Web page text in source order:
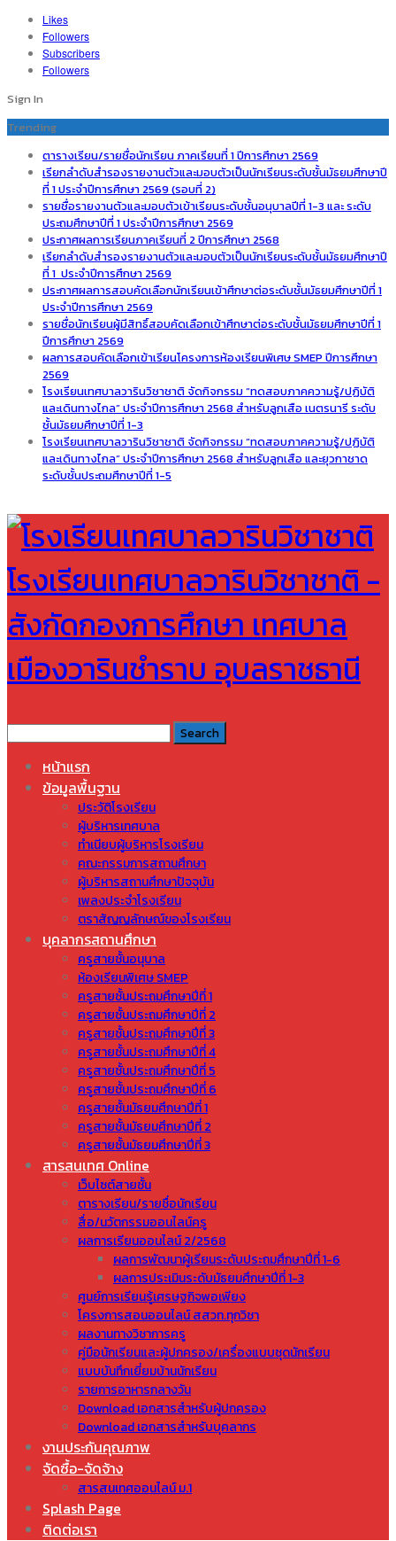
Likes
Followers
Subscribers
Followers
Sign In
Trending
ตารางเรียน/รายชื่อนักเรียน ภาคเรียนที่ 1 ปีการศึกษา 2569
เรียกลำดับสำรองรายงานตัวและมอบตัวเป็นนักเรียนระดับชั้นมัธยมศึกษาปี
ที่ 1 ประจำปีการศึกษา 2569 (รอบที่ 2)
รายชื่อรายงานตัวและมอบตัวเข้าเรียนระดับชั้นอนุบาลปีที่ 1-3 และ ระดับ
ประถมศึกษาปีที่ 1 ประจำปีการศึกษา 2569
ประกาศผลการเรียนภาคเรียนที่ 2 ปีการศึกษา 2568
เรียกลำดับสำรองรายงานตัวและมอบตัวเป็นนักเรียนระดับชั้นมัธยมศึกษาปี
ที่ 1 ประจำปีการศึกษา 2569
ประกาศผลการสอบคัดเลือกนักเรียนเข้าศึกษาต่อระดับชั้นมัธยมศึกษาปีที่ 1
ประจำปีการศึกษา 2569
รายชื่อนักเรียนผู้มีสิทธิ์สอบคัดเลือกเข้าศึกษาต่อระดับชั้นมัธยมศึกษาปีที่ 1
ปีการศึกษา 2569
ผลการสอบคัดเลือกเข้าเรียนโครงการห้องเรียนพิเศษ SMEP ปีการศึกษา
2569
โรงเรียนเทศบาลวารินวิชาชาติ จัดกิจกรรม “ทดสอบภาคความรู้/ปฏิบัติ
และเดินทางไกล” ประจำปีการศึกษา 2568 สำหรับลูกเสือ เนตรนารี ระดับ
ชั้นมัธยมศึกษาปีที่ 1-3
โรงเรียนเทศบาลวารินวิชาชาติ จัดกิจกรรม “ทดสอบภาคความรู้/ปฏิบัติ
และเดินทางไกล” ประจำปีการศึกษา 2568 สำหรับลูกเสือ และยุวกาชาด
ระดับชั้นประถมศึกษาปีที่ 1-5
โรงเรียนเทศบาลวารินวิชาชาติ -
สังกัดกองการศึกษา เทศบาล
เมืองวารินชำราบ อุบลราชธานี
หน้าแรก
ข้อมูลพื้นฐาน
ประวัติโรงเรียน
ผู้บริหารเทศบาล
ทำเนียบผู้บริหารโรงเรียน
คณะกรรมการสถานศึกษา
ผู้บริหารสถานศึกษาปัจจุบัน
เพลงประจำโรงเรียน
ตราสัญญลักษณ์ของโรงเรียน
บุคลากรสถานศึกษา
ครูสายชั้นอนุบาล
ห้องเรียนพิเศษ SMEP
ครูสายชั้นประถมศึกษาปีที่ 1
ครูสายชั้นประถมศึกษาปีที่ 2
ครูสายชั้นประถมศึกษาปีที่ 3
ครูสายชั้นประถมศึกษาปีที่ 4
ครูสายชั้นประถมศึกษาปีที่ 5
ครูสายชั้นประถมศึกษาปีที่ 6
ครูสายชั้นมัธยมศึกษาปีที่ 1
ครูสายชั้นมัธยมศึกษาปีที่ 2
ครูสายชั้นมัธยมศึกษาปีที่ 3
สารสนเทศ Online
เว็บไซต์สายชั้น
ตารางเรียน/รายชื่อนักเรียน
สื่อ/นวัตกรรมออนไลน์ครู
ผลการเรียนออนไลน์ 2/2568
ผลการพัฒนาผู้เรียนระดับประถมศึกษาปีที่ 1-6
ผลการประเมินระดับมัธยมศึกษาปีที่ 1-3
ศูนย์การเรียนรู้เศรษฐกิจพอเพียง
โครงการสอนออนไลน์ สสวท.ทุกวิชา
ผลงานทางวิชาการครู
คู่มือนักเรียนและผู้ปกครอง/เครื่องแบบชุดนักเรียน
แบบบันทึกเยี่ยมบ้านนักเรียน
รายการอาหารกลางวัน
Download เอกสารสำหรับผู้ปกครอง
Download เอกสารสำหรับบุคลากร
งานประกันคุณภาพ
จัดซื้อ-จัดจ้าง
สารสนเทศออนไลน์ ม.1
Splash Page
ติดต่อเรา